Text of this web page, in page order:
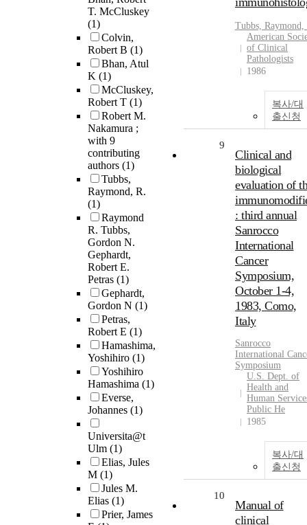
T. McCluskey
(1)
Colvin,
Robert B (1)
Bhan, Atul
K (1)
McCluskey,
Robert T (1)
Robert M.
Nakamura ;
with 9
contributing
authors (1)
Tubbs,
Raymond, R.
(1)
Raymond
R. Tubbs,
Gordon N.
Gephardt,
Robert E.
Petras (1)
Gephardt,
Gordon N (1)
Petras,
Robert E (1)
Hamashima,
Yoshihiro (1)
Yoshihiro
Hamashima (1)
Everse,
Johannes (1)
Universita@t
Ulm (1)
Elias, Jules
M (1)
Jules M.
Elias (1)
Prier, James
Tubbs, Raymond,
American
of Clinical
Pathologists
1986
복사/대
출신청
9
Clinical and
biological
evaluation of
: third annual
Sanrocco
International
Cancer
Symposium,
October 1-4,
1983, Como,
Italy
Sanrocco
International
Symposium
U.S. Dept. of
Health and
Human
Public He
1985
복사/대
출신청
10
Manual of
clinical